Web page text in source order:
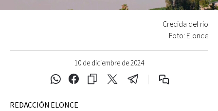
10 de diciembre de 2024
Crecida del río
Foto: Elonce
REDACCIÓN ELONCE